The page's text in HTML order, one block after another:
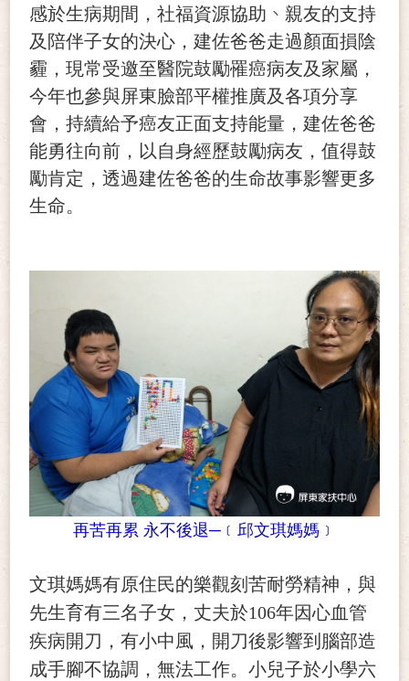
感於生病期間，社福資源協助 、 親友的支持
及陪伴子女的決心，建佐爸爸走過顏面損陰
霾，現常受邀至醫院鼓勵罹癌病友及家屬，
今年也參與屏東臉部平權推廣及各項分享
會，持續給予癌友正面支持能量，建佐爸爸
能勇往向前，以自身經歷鼓勵病友，值得鼓
勵肯定，透過建佐爸爸的生命故事影響更多
生命。
再苦再累 永不後退─﹝邱文琪媽媽﹞
文琪媽媽有原住民的樂觀刻苦耐勞精神，與
先生育有三名子女，丈夫於106年因心血管
疾病開刀，有小中風，開刀後影響到腦部造
成手腳不協調，無法工作。小兒子於小學六